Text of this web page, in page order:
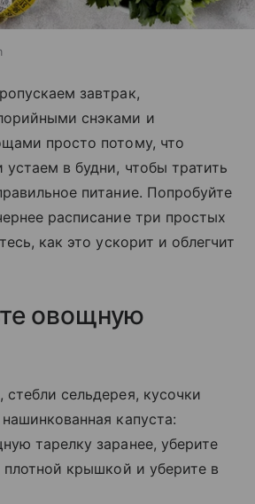
завтрак,
снэками и
просто потому, что
в будни, чтобы тратить
питание. Попробуйте
расписание три простых
как это ускорит и облегчит
овощную
сельдерея, кусочки
капуста:
тарелку заранее, уберите
плотной крышкой и уберите в